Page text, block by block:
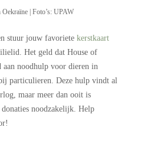
| Foto’s: UPAW
stuur jouw favoriete kerstkaart
Het geld dat House of
aan noodhulp voor dieren in
particulieren. Deze hulp vindt al
maar meer dan ooit is
noodzakelijk. Help